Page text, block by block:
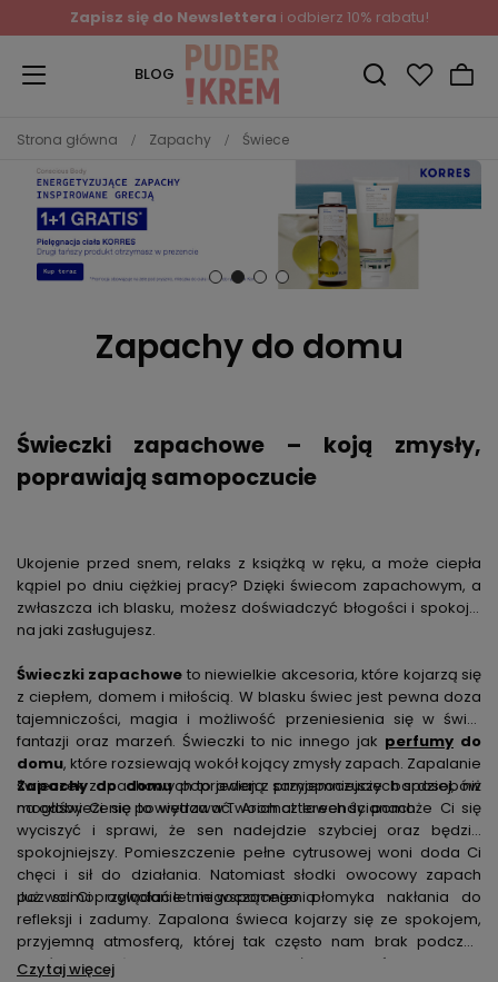
Zapisz się do Newslettera i odbierz 10% rabatu!
BLOG
Strona główna Zapachy Świece
Zapachy do domu
Świeczki zapachowe – koją zmysły,
poprawiają samopoczucie
Ukojenie przed snem, relaks z książką w ręku, a może ciepła
kąpiel po dniu ciężkiej pracy? Dzięki świecom zapachowym, a
zwłaszcza ich blasku, możesz doświadczyć błogości i spokoju,
na jaki zasługujesz.
Świeczki zapachowe to niewielkie akcesoria, które kojarzą się
z ciepłem, domem i miłością. W blasku świec jest pewna doza
tajemniczości, magia i możliwość przeniesienia się w świat
fantazji oraz marzeń. Świeczki to nic innego jak perfumy do
domu, które rozsiewają wokół kojący zmysły zapach. Zapalanie
świeczek zapachowych to jeden z przyjemniejszych sposobów
na odświeżenie powietrza w Twoich czterech ścianach.
Zapachy do domupoprawiają samopoczucie bardziej, niż
mogłoby Ci się to wydawać. Aromat lawendy pomoże Ci się
wyciszyć i sprawi, że sen nadejdzie szybciej oraz będzie
spokojniejszy. Pomieszczenie pełne cytrusowej woni doda Ci
chęci i sił do działania. Natomiast słodki owocowy zapach
pozwoli Ci przywołać letnie wspomnienia.
Już samo oglądanie migoczącego płomyka nakłania do
refleksji i zadumy. Zapalona świeca kojarzy się ze spokojem,
przyjemną atmosferą, której tak często nam brak podczas
trudów dnia życia codziennego, zwłaszcza jeśli mamy na
Czytaj więcej